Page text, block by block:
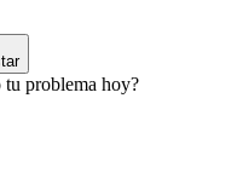
tu problema hoy?